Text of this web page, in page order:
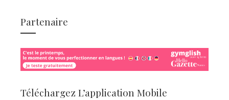
Partenaire
Téléchargez L’application Mobile